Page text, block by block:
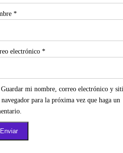
*
electrónico *
Guardar mi nombre, correo electrónico y
navegador para la próxima vez que haga un